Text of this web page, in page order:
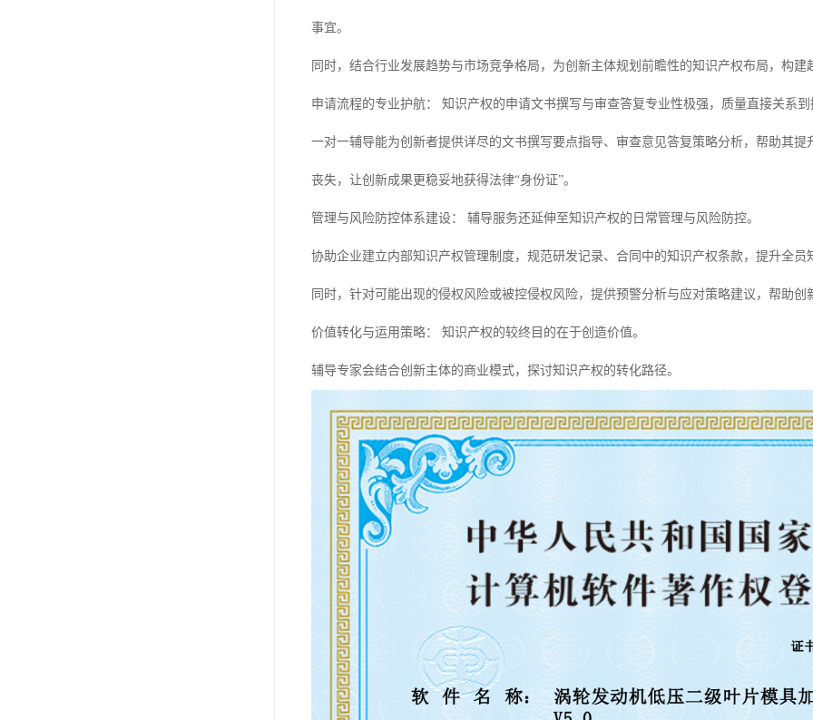
事宜。
同时，结合行业发展趋势与市场竞争格局，为创新主体规划前瞻性的知识产权布局，构建
申请流程的专业护航： 知识产权的申请文书撰写与审查答复专业性极强，质量直接关系
一对一辅导能为创新者提供详尽的文书撰写要点指导、审查意见答复策略分析，帮助其
丧失，让创新成果更稳妥地获得法律“身份证”。
管理与风险防控体系建设： 辅导服务还延伸至知识产权的日常管理与风险防控。
协助企业建立内部知识产权管理制度，规范研发记录、合同中的知识产权条款，提升全员
同时，针对可能出现的侵权风险或被控侵权风险，提供预警分析与应对策略建议，帮助创
价值转化与运用策略： 知识产权的较终目的在于创造价值。
辅导专家会结合创新主体的商业模式，探讨知识产权的转化路径。